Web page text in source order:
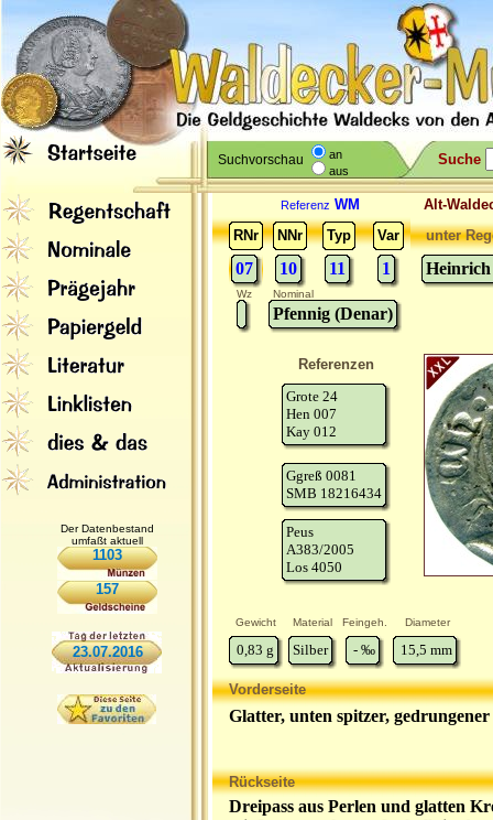
Suchvorschau
an
aus
Suche
Der Datenbestand
umfaßt aktuell
1103
157
23.07.2016
Referenz WM
Alt-
RNr
NNr Typ Var
07 10 11 1
unter
Wz Nominal
Pfennig (Denar)
Referenzen
Grote 24
Hen 007
Kay 012
Ggreß 0081
SMB 18216434
Peus
A383/2005
Los 4050
Gewicht Material Feingeh. Diameter
0,83 g Silber - ‰ 15,5 mm
Vorderseite
Glatter, unten spitzer,
Rückseite
Dreipass aus Perlen und glatten